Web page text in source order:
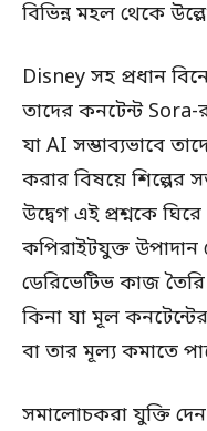
বিভিন্ন মহল থেকে
Disney সহ প্রধান
তাদের কনটেন্ট
যা AI সম্ভাব্যভাবে
করার বিষয়ে শিল্পের
উদ্বেগ এই প্রশ্নকে
কপিরাইটযুক্ত
ডেরিভেটিভ কাজ
কিনা যা মূল
বা তার মূল্য কমাতে
সমালোচকরা যুক্তি